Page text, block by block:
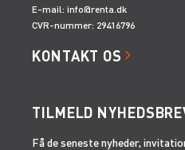
E-mail: info@renta.dk
CVR-nummer: 29416796
KONTAKT OS
TILMELD
Få de seneste nyheder,